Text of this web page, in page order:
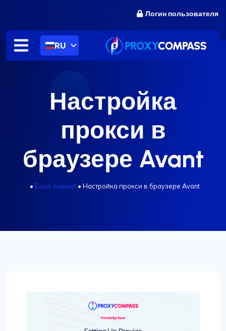
содержанию
Логин пользователя
RU
Настройка
прокси в
браузере Avant
• База знаний • Настройка прокси в браузере Avant